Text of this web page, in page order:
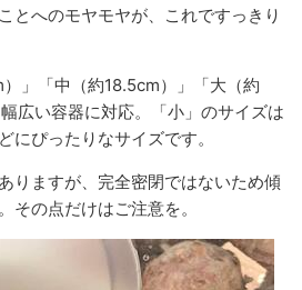
とへのモヤモヤが、これですっきり
」「中（約18.5cm）」「大（約
広い容器に対応。「小」のサイズは
にぴったりなサイズです。
りますが、完全密閉ではないため傾
その点だけはご注意を。